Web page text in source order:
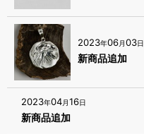
2023年06月03日
新商品追加
2023年04月16日
新商品追加